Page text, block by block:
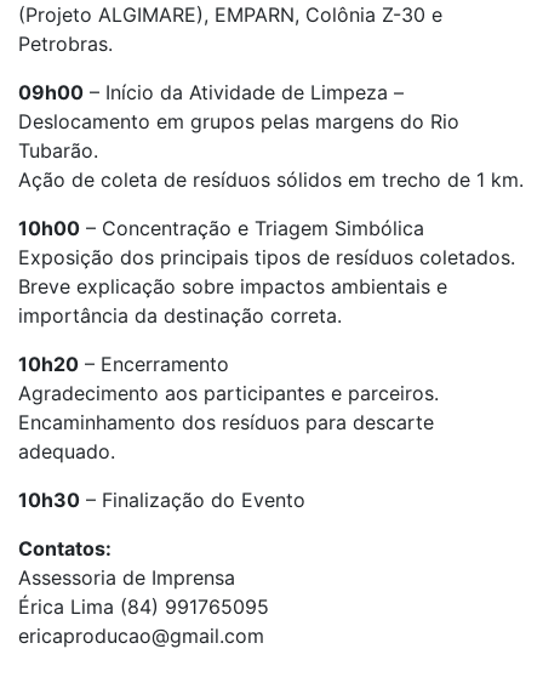
(Projeto ALGIMARE), EMPARN, Colônia Z-30 e
Petrobras.
09h00 – Início da Atividade de Limpeza –
Deslocamento em grupos pelas margens do Rio
Tubarão.
Ação de coleta de resíduos sólidos em trecho de 1 km.
10h00 – Concentração e Triagem Simbólica
Exposição dos principais tipos de resíduos coletados.
Breve explicação sobre impactos ambientais e
importância da destinação correta.
10h20 – Encerramento
Agradecimento aos participantes e parceiros.
Encaminhamento dos resíduos para descarte
adequado.
10h30 – Finalização do Evento
Contatos:
Assessoria de Imprensa
Érica Lima (84) 991765095
ericaproducao@gmail.com